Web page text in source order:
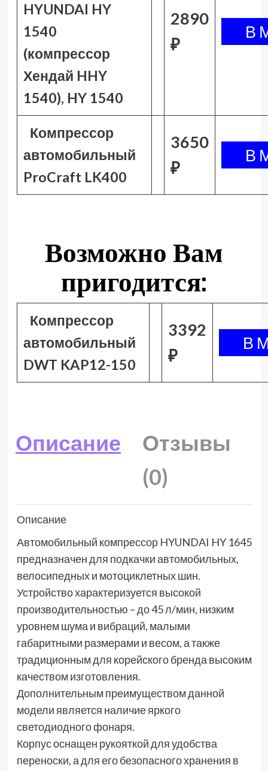
HYUNDAI HY
1540
(компрессор
Хендай HHY
1540), HY 1540
2890
₽
Компрессор
автомобильный
ProCraft LK400
3650
₽
Возможно Вам
пригодится:
Компрессор
автомобильный
DWT KAP12-150
3392
₽
Описание
Отзывы
(0)
Описание
Автомобильный компрессор HYUNDAI HY 1645
предназначен для подкачки автомобильных,
велосипедных и мотоциклетных шин.
Устройство характеризуется высокой
производительностью – до 45 л/мин, низким
уровнем шума и вибраций, малыми
габаритными размерами и весом, а также
традиционным для корейского бренда высоким
качеством изготовления.
Дополнительным преимуществом данной
модели является наличие яркого
светодиодного фонаря.
Корпус оснащен рукояткой для удобства
переноски, а для его безопасного хранения в